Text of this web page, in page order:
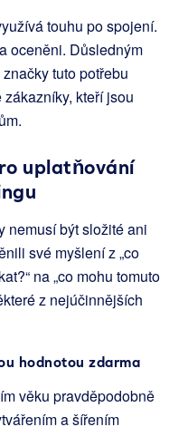
touhu po spojení.
oceněni. Důsledným
tuto potřebu
kteří jsou
uplatňování
nemusí být složité ani
své myšlení z „co
na „co mohu tomuto
z nejúčinnějších
hodnotou zdarma
věku pravděpodobně
a šířením